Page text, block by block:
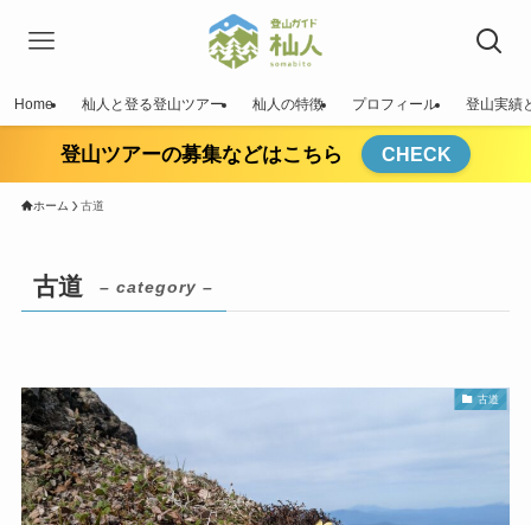
Home 杣人と登る登山ツアー 杣人の特徴 プロフィール 登山実績
登山ツアーの募集などはこちら CHECK
ホーム 古道
古道 – category –
古道